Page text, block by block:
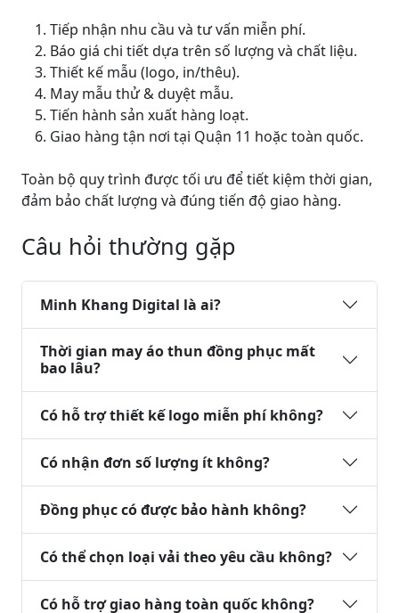
Tiếp nhận nhu cầu và tư vấn miễn phí.
Báo giá chi tiết dựa trên số lượng và chất liệu.
Thiết kế mẫu (logo, in/thêu).
May mẫu thử & duyệt mẫu.
Tiến hành sản xuất hàng loạt.
Giao hàng tận nơi tại Quận 11 hoặc toàn quốc.
Toàn bộ quy trình được tối ưu để tiết kiệm thời gian,
đảm bảo chất lượng và đúng tiến độ giao hàng.
Câu hỏi thường gặp
Minh Khang Digital là ai?
Thời gian may áo thun đồng phục mất
bao lâu?
Có hỗ trợ thiết kế logo miễn phí không?
Có nhận đơn số lượng ít không?
Đồng phục có được bảo hành không?
Có thể chọn loại vải theo yêu cầu không?
Có hỗ trợ giao hàng toàn quốc không?